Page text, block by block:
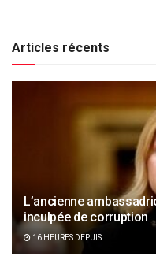
Articles récents
L’ancienne
inculpée de corruption
16 HEURES DEPUIS